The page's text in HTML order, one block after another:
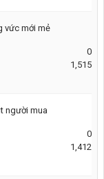
vức mới mẻ
0
1,515
người mua
0
1,412